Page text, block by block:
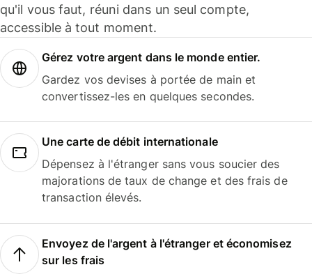
qu'il vous faut, réuni dans un seul compte,
accessible à tout moment.
Gérez votre argent dans le monde entier.
Gardez vos devises à portée de main et
convertissez-les en quelques secondes.
Une carte de débit internationale
Dépensez à l'étranger sans vous soucier des
majorations de taux de change et des frais de
transaction élevés.
Envoyez de l'argent à l'étranger et économisez
sur les frais